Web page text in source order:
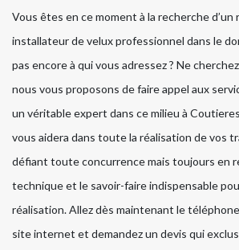
Vous êtes en ce moment à la recherche d’un
installateur de velux professionnel dans le
pas encore à qui vous adressez ? Ne
nous vous proposons de faire appel aux
un véritable expert dans ce milieu à
vous aidera dans toute la réalisation de vos
défiant toute concurrence mais toujours en
technique et le savoir-faire indispensable
réalisation. Allez dès maintenant le
site internet et demandez un devis qui